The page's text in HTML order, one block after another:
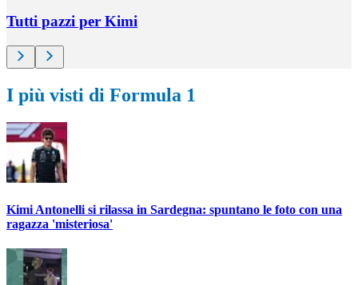
Tutti pazzi per Kimi
I più visti di Formula 1
Kimi Antonelli si rilassa in Sardegna: spuntano le foto con una
ragazza 'misteriosa'